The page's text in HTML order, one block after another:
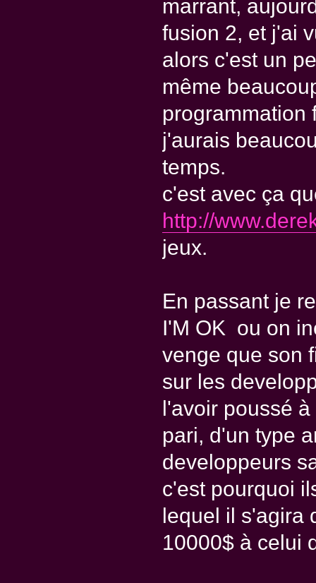
marrant,
fusion 2, et j'ai
alors c'est un
même
programmation
j'aurais
temps.
c'est avec ça
http://
jeux.
En passant je
I'M OK ou on
venge que son
sur les
l'avoir poussé
pari, d'un type
developpeurs
c'est pourquoi
lequel il s'agira
10000$ à celui